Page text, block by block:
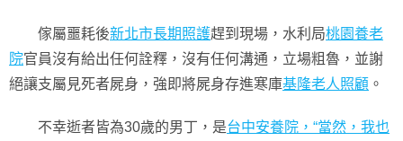
傢屬噩耗後新北市長期照護趕到現場，水利局桃園養老
院官員沒有給出任何詮釋，沒有任何溝通，立場粗魯，並謝
絕讓支屬見死者屍身，強即將屍身存進寒庫基隆老人照顧 。
不幸逝者皆為30歲的男丁，是台中安養院，“當然，我也